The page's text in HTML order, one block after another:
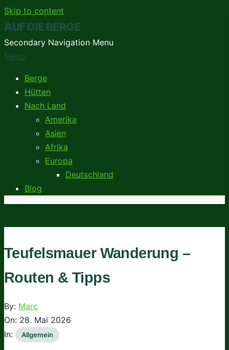
Skip to content
AUF DIE BERGE
Secondary Navigation Menu
Menu
Berge
Hütten
Nach Land
Amerika
Asien
Afrika
Europa
Deutschland
Blog
Teufelsmauer Wanderung –
Routen & Tipps
By: Marc
On: 28. Mai 2026
In:
Allgemein